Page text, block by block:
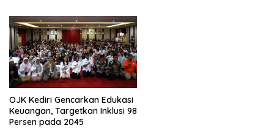
OJK Kediri Gencarkan Edukasi
Keuangan, Targetkan Inklusi 98
Persen pada 2045